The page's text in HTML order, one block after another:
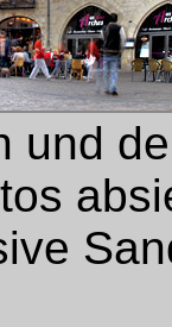
und